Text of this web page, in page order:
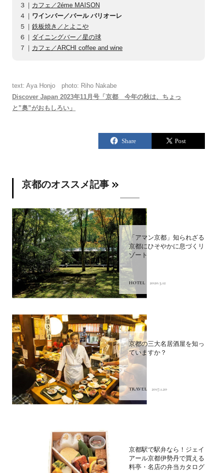
３｜ カフェ／2éme MAISON
４｜ ワインバー／バール バリオーレ
５｜ 鉄板焼き／とよこや
６｜ ダイニングバー／星の球
７｜ カフェ／ARCHI coffee and wine
text: Aya Honjo photo: Riho Nakabe
Discover Japan 2023年11月号「京都 今年の秋は、ちょっ
と”奥”がおもしろい」
京都のオススメ記事
「アマン京都」知られざる
京都にひそやかに息づくリ
ゾート
HOTEL 2020.3.12
京都の三大名居酒屋を知っ
ていますか？
TRAVEL 2017.1.20
京都駅で駅弁なら！ジェイ
アール京都伊勢丹で買える
料亭・名店の弁当カタログ